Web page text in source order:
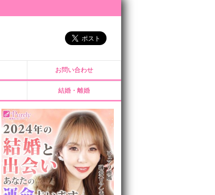
お問い合わせ
結婚・離婚